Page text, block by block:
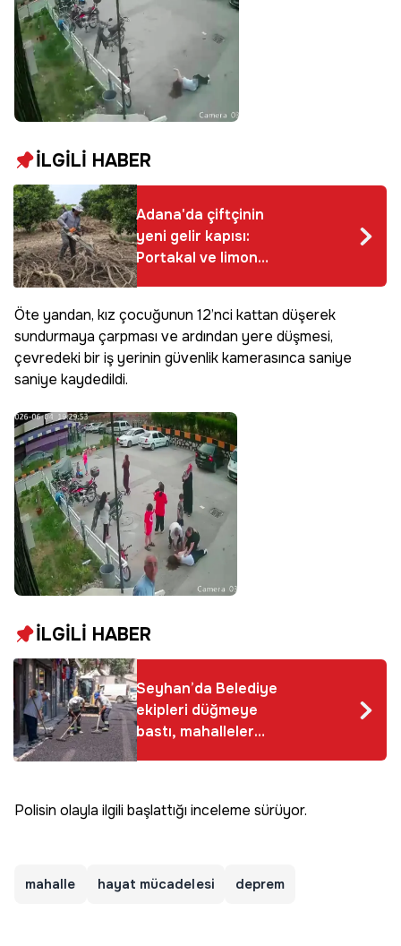
İLGİLİ HABER
Adana'da çiftçinin
yeni gelir kapısı:
Portakal ve limon
ağaçları tarlada
satılıyor!
Öte yandan, kız çocuğunun 12’nci kattan düşerek
sundurmaya çarpması ve ardından yere düşmesi,
çevredeki bir iş yerinin güvenlik kamerasınca saniye
saniye kaydedildi.
İLGİLİ HABER
Seyhan’da Belediye
ekipleri düğmeye
bastı, mahalleler
yenileniyor!
Polisin olayla ilgili başlattığı inceleme sürüyor.
mahalle hayat mücadelesi deprem